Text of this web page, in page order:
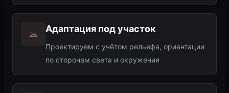
Адаптация под участок
Проектируем с учётом рельефа, ориентации
по сторонам света и окружения